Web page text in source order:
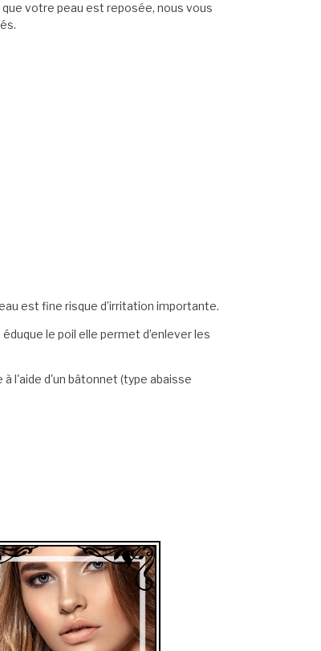
que votre peau est reposée, nous vous
est fine risque d’irritation importante.
le poil elle permet d’enlever les
l'aide d'un bâtonnet (type abaisse